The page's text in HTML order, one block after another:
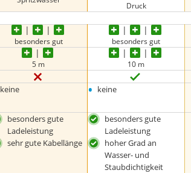
Druck
besonders gut besonders gut
5 m 10 m
keine • keine
besonders gute
Ladeleistung
sehr gute Kabellänge
besonders gute
Ladeleistung
hoher Grad an
Wasser- und
Staubdichtigkeit